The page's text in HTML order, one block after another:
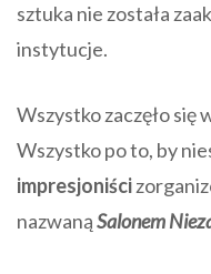
sztuka nie została
instytucje.
Wszystko zaczęło się
Wszystko po to, by
impresjoniści
nazwanąSalonem